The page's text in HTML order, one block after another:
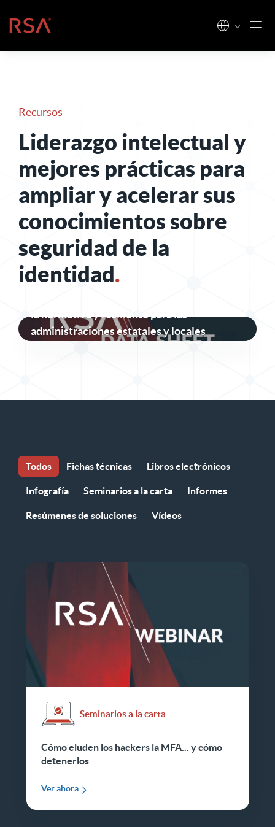
Inicio
Recursos
Liderazgo intelectual y
mejores prácticas para
ampliar y acelerar sus
conocimientos sobre
seguridad de la
identidad.
la normativa y resiliente para las
administraciones estatales y locales
Todos Fichas técnicas Libros electrónicos
Infografía Seminarios a la carta Informes
Resúmenes de soluciones Vídeos
Seminarios a la carta
Cómo eluden los hackers la MFA... y cómo
detenerlos
Ver ahora